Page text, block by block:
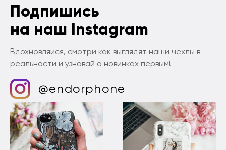
Подпишись
на наш Instagram
Вдохновляйся, смотри как выглядят наши чехлы в
реальности и узнавай о новинках первым!
@endorphone